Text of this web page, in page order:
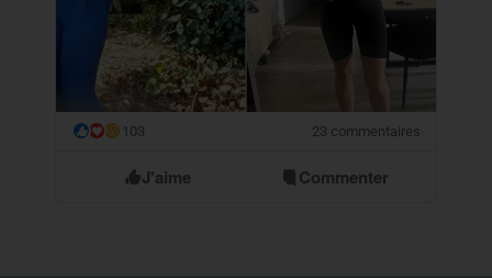
😮 103 23 commentaires
J'aime Commenter